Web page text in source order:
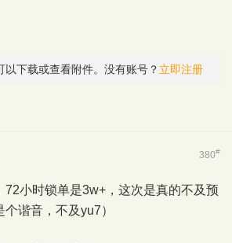
以下载或查看附件。没有账号？ 立即注册
380#
72小时锁单是3w+，这次是真的不及预
谐音，不及yu7）